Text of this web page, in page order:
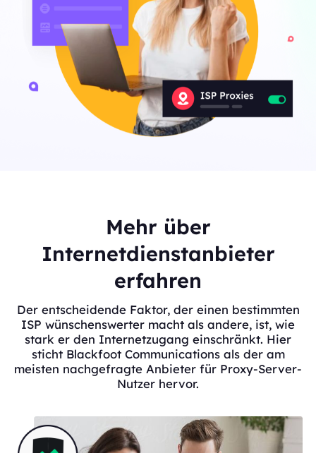
Mehr über
Internetdienstanbieter
erfahren
Der entscheidende Faktor, der einen bestimmten
ISP wünschenswerter macht als andere, ist, wie
stark er den Internetzugang einschränkt. Hier
sticht Blackfoot Communications als der am
meisten nachgefragte Anbieter für Proxy-Server-
Nutzer hervor.